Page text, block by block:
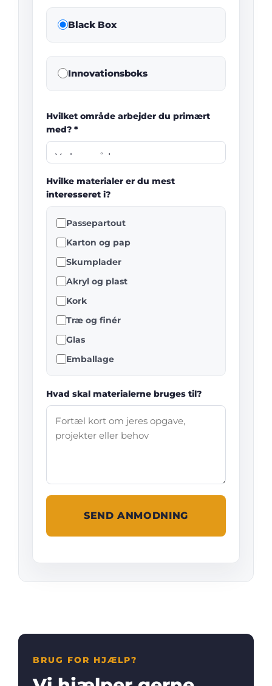
Black Box
Innovationsboks
Hvilket område arbejder du primært
med? *
Hvilke materialer er du mest
interesseret i?
Passepartout
Karton og pap
Skumplader
Akryl og plast
Kork
Træ og finér
Glas
Emballage
Hvad skal materialerne bruges til?
BRUG FOR HJÆLP?